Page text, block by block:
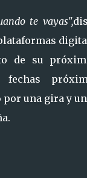
te vayas",
de su
fechas
una gira y